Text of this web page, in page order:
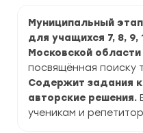
Муниципальный
для учащихся 7, 8, 9,
Московской области
посвящённая поиску
Содержит задания
авторские решения.
ученикам и
2025-
2026
г.
по
Московской
области